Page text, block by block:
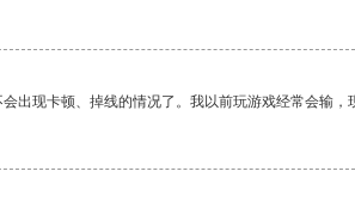
出现卡顿、掉线的情况了。我以前玩游戏经常会输，